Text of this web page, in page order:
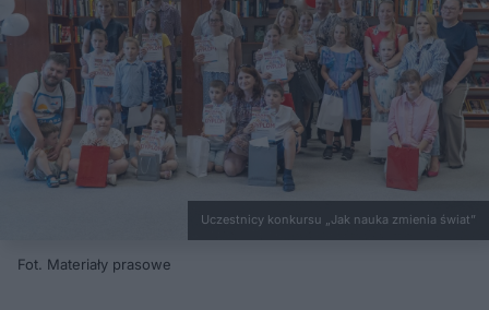
Uczestnicy konkursu „Jak nauka zmienia świat”
Fot. Materiały prasowe